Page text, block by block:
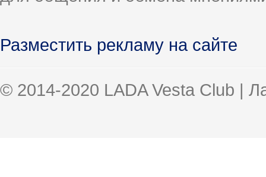
Разместить рекламу на сайте
© 2014-2020 LADA Vesta Club |